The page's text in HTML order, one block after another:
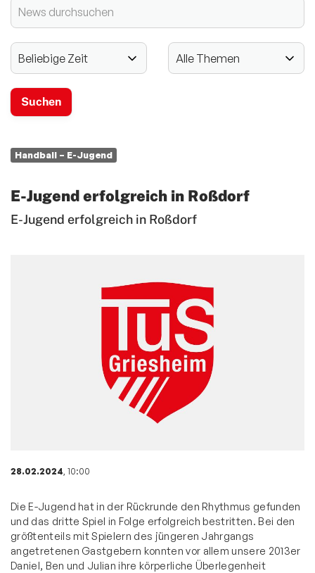
Handball – E-Jugend
E-Jugend erfolgreich in Roßdorf
E-Jugend erfolgreich in Roßdorf
28.02.2024, 10:00
Die E-Jugend hat in der Rückrunde den Rhythmus gefunden
und das dritte Spiel in Folge erfolgreich bestritten. Bei den
größtenteils mit Spielern des jüngeren Jahrgangs
angetretenen Gastgebern konnten vor allem unsere 2013er
Daniel, Ben und Julian ihre körperliche Überlegenheit
2024 - 125-jähriges Jubiläum
Mitglieder-Service
Verantwortung